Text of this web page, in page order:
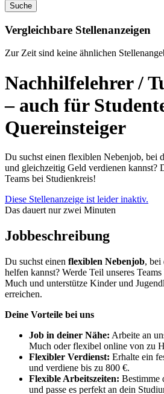
Suche
Vergleichbare Stellenanzeigen
Zur Zeit sind keine ähnlichen
Nachhilfelehrer /
– auch für
Quereinsteiger
Du suchst einen flexiblen Nebenjob, bei
und gleichzeitig Geld verdienen kannst?
Teams bei Studienkreis!
Diese Stellenanzeige ist leider inaktiv.
Das dauert nur zwei Minuten
Jobbeschreibung
Du suchst einen flexiblen Nebenjob, bei
helfen kannst? Werde Teil unseres
Much und unterstütze Kinder und
erreichen.
Deine Vorteile bei uns
Job in deiner Nähe: Arbeite an
Much oder flexibel online von zu
Flexibler Verdienst: Erhalte ein
und verdiene bis zu 800 €.
Flexible Arbeitszeiten: Bestimme
und passe es perfekt an dein